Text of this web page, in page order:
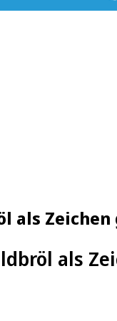
als Zeichen
als